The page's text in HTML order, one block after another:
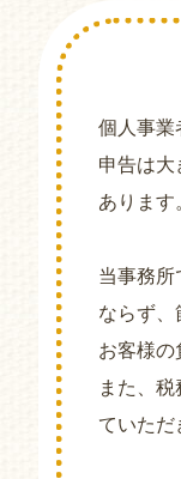
個人事業
申告は大
あります
当事務所
ならず、
お客様の
また、
ていただ